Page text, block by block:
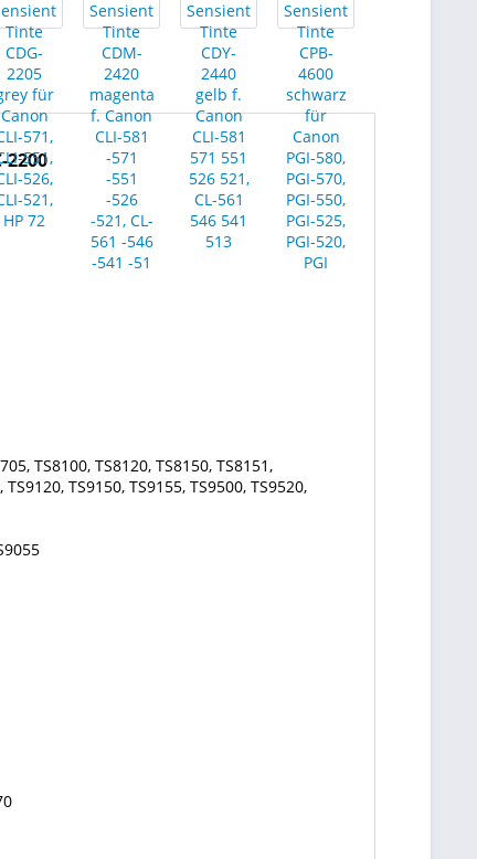
2200
TS8100, TS8120, TS8150, TS8151,
TS9150, TS9155, TS9500, TS9520,